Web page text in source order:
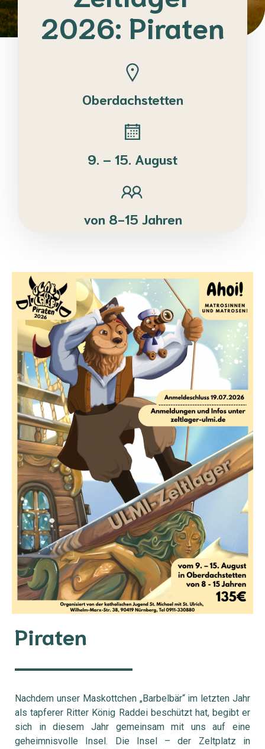
2026: Piraten
Oberdachstetten
9. – 15. August
von 8-15 Jahren
Piraten
Nachdem unser Maskottchen „Barbelbär“ im letzten Jahr
als tapferer Ritter König Raddei beschützt hat, begibt er
sich in diesem Jahr gemeinsam mit uns auf eine
geheimnisvolle Insel. Die Insel – der Zeltplatz in